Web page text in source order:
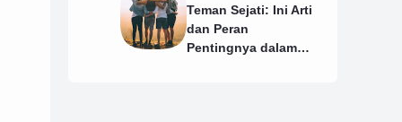
Teman Sejati: Ini Arti
dan Peran
Pentingnya dalam